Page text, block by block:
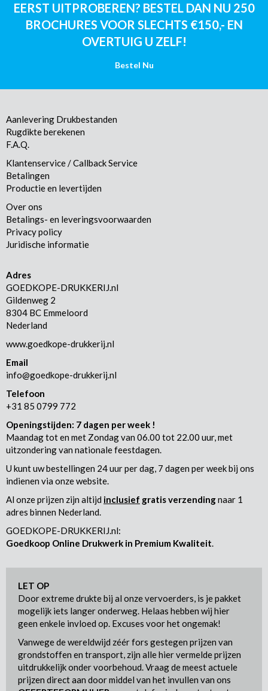
EERST UITPROBEREN? BESTEL DAN NU 250
BROCHURES VOOR SLECHTS €150,- EN
OVERTUIG U ZELF!
Bestel Nu
Aanlevering Drukbestanden
Rugdikte berekenen
F.A.Q.
Klantenservice / Callback Service
Betalingen
Productie en levertijden
Over ons
Betalings- en leveringsvoorwaarden
Privacy policy
Juridische informatie
Adres
GOEDKOPE-DRUKKERIJ.nl
Gildenweg 2
8304 BC Emmeloord
Nederland
www.goedkope-drukkerij.nl
Email
info@goedkope-drukkerij.nl
Telefoon
+31 85 0799 772
Openingstijden: 7 dagen per week !
Maandag tot en met Zondag van 06.00 tot 22.00 uur, met
uitzondering van nationale feestdagen.
U kunt uw bestellingen 24 uur per dag, 7 dagen per week bij ons
indienen via onze website.
Al onze prijzen zijn altijd inclusief gratis verzendingnaar 1
adres binnen Nederland.
GOEDKOPE-DRUKKERIJ.nl:
Goedkoop Online Drukwerk in Premium Kwaliteit.
LET OP
Door extreme drukte bij al onze vervoerders, is je pakket
mogelijk iets langer onderweg. Helaas hebben wij hier
geen enkele invloed op. Excuses voor het ongemak!
Vanwege de wereldwijd zéér fors gestegen prijzen van
grondstoffen en transport, zijn alle hier vermelde prijzen
uitdrukkelijk onder voorbehoud. Vraag de meest actuele
prijzen direct aan door middel van het invullen van ons